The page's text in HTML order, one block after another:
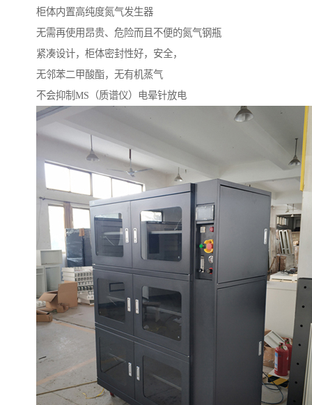
柜体内置高纯度氮气发生器
无需再使用昂贵、危险而且不便的氮气钢瓶
紧凑设计，柜体密封性好，安全，
无邻苯二甲酸酯，无有机蒸气
不会抑制MS（质谱仪）电晕针放电